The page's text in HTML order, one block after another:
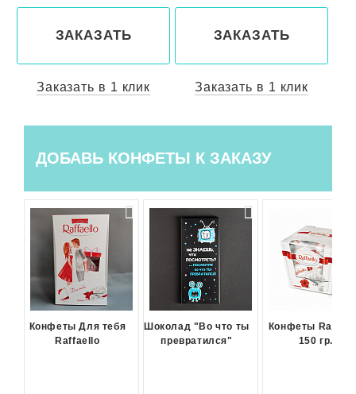
ЗАКАЗАТЬ
Заказать в 1 клик
ЗАКАЗАТЬ
Заказать в 1 клик
ДОБАВЬ КОНФЕТЫ К ЗАКАЗУ
Конфеты Для тебя
Raffaello
Шоколад "Во что ты
превратился"
Конфеты
150 гр.